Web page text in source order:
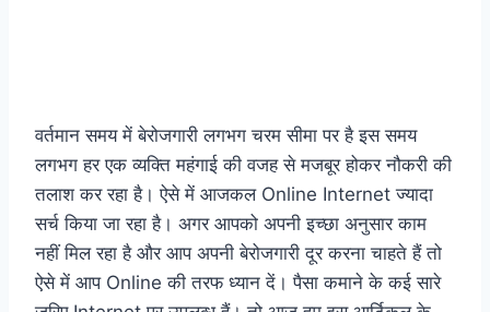
वर्तमान समय में बेरोजगारी लगभग चरम सीमा पर है इस समय
लगभग हर एक व्यक्ति महंगाई की वजह से मजबूर होकर नौकरी की
तलाश कर रहा है। ऐसे में आजकल Online Internet ज्यादा
सर्च किया जा रहा है। अगर आपको अपनी इच्छा अनुसार काम
नहीं मिल रहा है और आप अपनी बेरोजगारी दूर करना चाहते हैं तो
ऐसे में आप Online की तरफ ध्यान दें। पैसा कमाने के कई सारे